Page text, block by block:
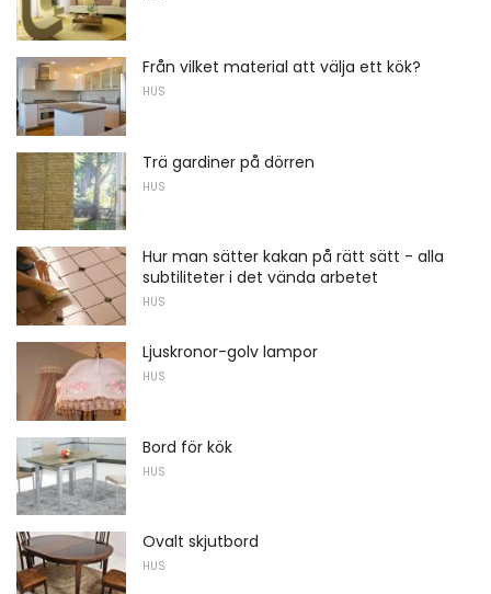
Från vilket material att välja ett kök?
HUS
Trä gardiner på dörren
HUS
Hur man sätter kakan på rätt sätt - alla
subtiliteter i det vända arbetet
HUS
Ljuskronor-golv lampor
HUS
Bord för kök
HUS
Ovalt skjutbord
HUS